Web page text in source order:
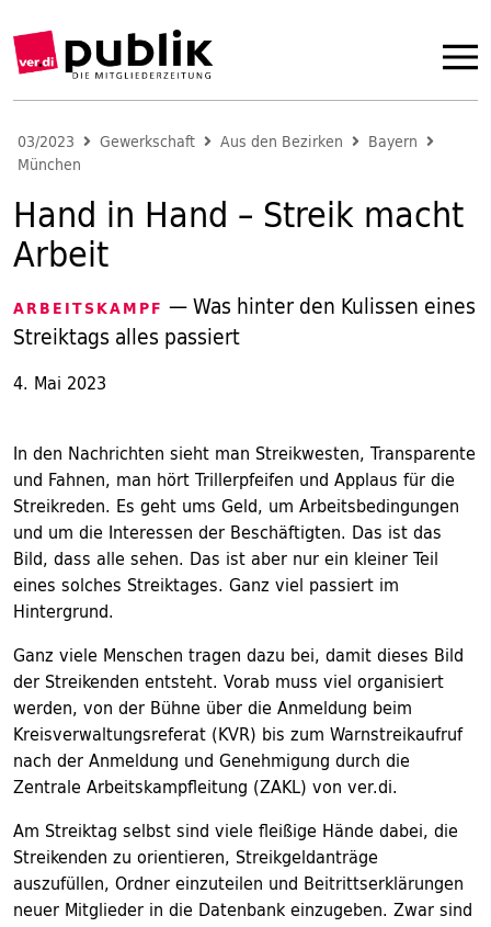
03/2023 Gewerkschaft Aus den Bezirken
Bayern
München
Hand in Hand – Streik macht
Arbeit
ARBEITSKAMPF — Was hinter den Kulissen eines
Streiktags alles passiert
4. Mai 2023
In den Nachrichten sieht man Streikwesten, Transparente
und Fahnen, man hört Trillerpfeifen und Applaus für die
Streikreden. Es geht ums Geld, um Arbeitsbedingungen
und um die Interessen der Beschäftigten. Das ist das
Bild, dass alle sehen. Das ist aber nur ein kleiner Teil
eines solches Streiktages. Ganz viel passiert im
Hintergrund.
Ganz viele Menschen tragen dazu bei, damit dieses Bild
der Streikenden entsteht. Vorab muss viel organisiert
werden, von der Bühne über die Anmeldung beim
Kreisverwaltungsreferat (KVR) bis zum Warnstreikaufruf
nach der Anmeldung und Genehmigung durch die
Zentrale Arbeitskampfleitung (ZAKL) von ver.di.
Am Streiktag selbst sind viele fleißige Hände dabei, die
Streikenden zu orientieren, Streikgeldanträge
auszufüllen, Ordner einzuteilen und Beitrittserklärungen
neuer Mitglieder in die Datenbank einzugeben. Zwar sind